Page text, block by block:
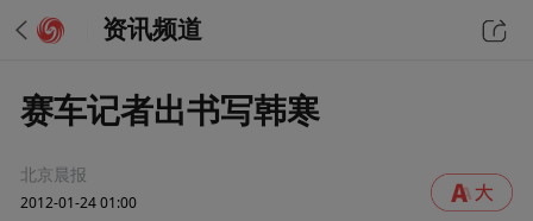
资讯频道
赛车记者出书写韩寒
北京晨报
2012-01-24 01:00